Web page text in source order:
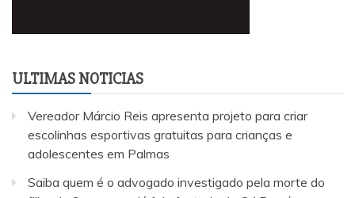
ULTIMAS NOTICIAS
Vereador Márcio Reis apresenta projeto para criar
escolinhas esportivas gratuitas para crianças e
adolescentes em Palmas
Saiba quem é o advogado investigado pela morte do